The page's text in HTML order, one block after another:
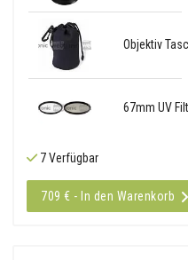
Objektiv
67mm UV
7 Verfügbar
709 € - In den Warenkorb